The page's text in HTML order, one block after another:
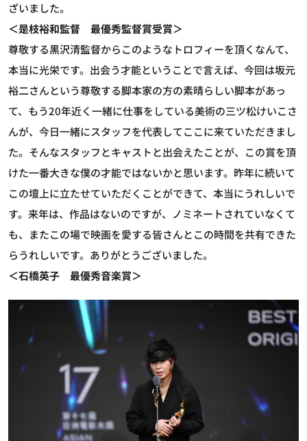
ざいました。
＜是枝裕和監督 最優秀監督賞受賞＞
尊敬する黒沢清監督からこのようなトロフィーを頂くなんて、
本当に光栄です。出会う才能ということで言えば、今回は坂元
裕二さんという尊敬する脚本家の方の素晴らしい脚本があっ
て、もう20年近く一緒に仕事をしている美術の三ツ松けいこさ
んが、今日一緒にスタッフを代表してここに来ていただきまし
た。そんなスタッフとキャストと出会えたことが、この賞を頂
けた一番大きな僕の才能ではないかと思います。昨年に続いて
この壇上に立たせていただくことができて、本当にうれしいで
す。来年は、作品はないのですが、ノミネートされていなくて
も、またこの場で映画を愛する皆さんとこの時間を共有できた
らうれしいです。ありがとうございました。
＜石橋英子 最優秀音楽賞＞